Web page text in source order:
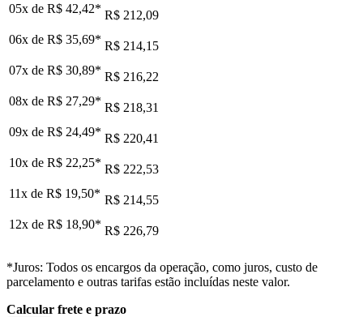
05x de R$ 42,42* R$ 212,09
06x de R$ 35,69* R$ 214,15
07x de R$ 30,89* R$ 216,22
08x de R$ 27,29* R$ 218,31
09x de R$ 24,49* R$ 220,41
10x de R$ 22,25* R$ 222,53
11x de R$ 19,50* R$ 214,55
12x de R$ 18,90* R$ 226,79
*Juros: Todos os encargos da operação, como juros, custo de
parcelamento e outras tarifas estão incluídas neste valor.
Calcular frete e prazo